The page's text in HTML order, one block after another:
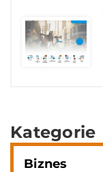
Kategorie
Biznes